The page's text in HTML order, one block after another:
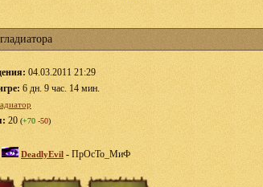
04.03.2011 21:29
6 дн. 9 час. 14 мин.
20 (+70 -50)
DeadlyEvil - ПрОсТо_МиФ